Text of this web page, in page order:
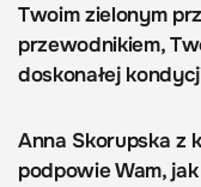
Twoim zielonym
przewodnikiem,
doskonałej
Anna Skorupska z
podpowie Wam,